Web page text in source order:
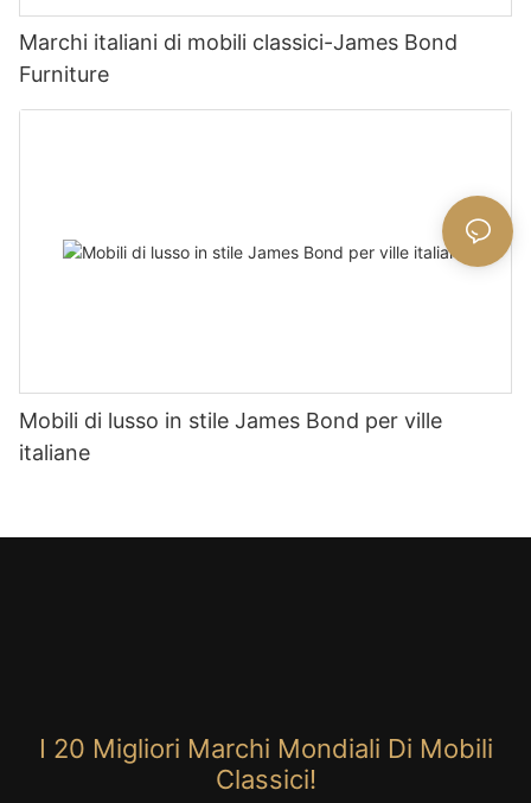
Marchi italiani di mobili classici-James Bond
Furniture
Mobili di lusso in stile James Bond per ville
italiane
I 20 Migliori Marchi Mondiali Di Mobili
Classici!